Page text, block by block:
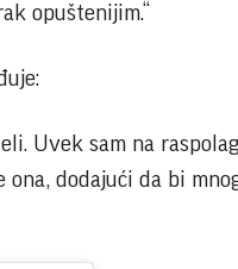
opuštenijim.“
Uvek sam na
ona, dodajući da bi